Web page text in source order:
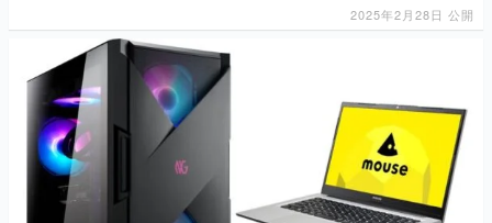
2025年2月28日 公開